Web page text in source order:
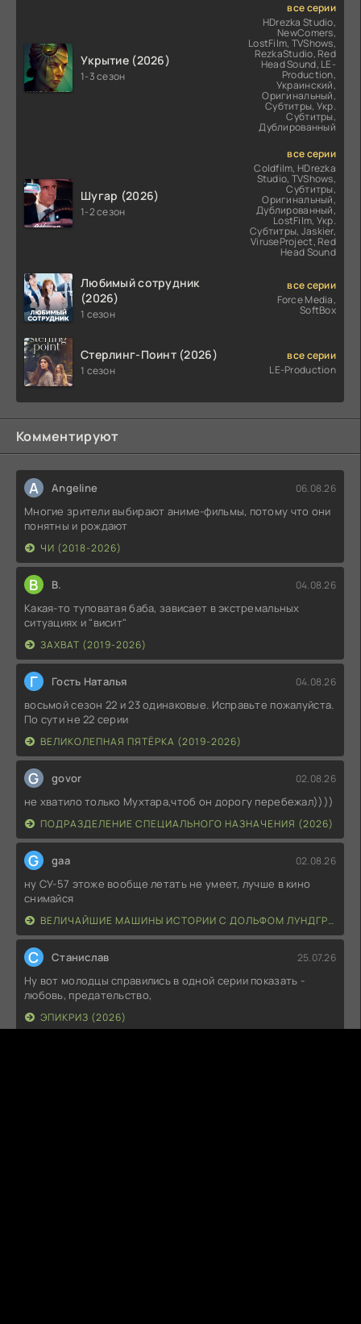
Укрытие (2026)
1-3 сезон
все серии
HDrezka Studio,
NewComers,
LostFilm, TVShows,
RezkaStudio, Red
Head Sound, LE-
Production,
Украинский,
Оригинальный,
Субтитры, Укр.
Субтитры,
Дублированный
Шугар (2026)
1-2 сезон
все серии
Coldfilm, HDrezka
Studio, TVShows,
Субтитры,
Оригинальный,
Дублированный,
LostFilm, Укр.
Субтитры, Jaskier,
ViruseProject, Red
Head Sound
Любимый сотрудник
(2026)
1 сезон
все серии
Force Media,
SoftBox
Стерлинг-Поинт (2026)
1 сезон
все серии
LE-Production
Комментируют
A Angeline 06.08.26
Многие зрители выбирают аниме-фильмы, потому что они
понятны и рождают
ЧИ (2018-2026)
В В. 04.08.26
Какая-то туповатая баба, зависает в экстремальных
ситуациях и "висит"
ЗАХВАТ (2019-2026)
Г Гость Наталья 04.08.26
восьмой сезон 22 и 23 одинаковые. Исправьте пожалуйста.
По сути не 22 серии
ВЕЛИКОЛЕПНАЯ ПЯТЁРКА (2019-2026)
G govor 02.08.26
не хватило только Мухтара,чтоб он дорогу перебежал))))
ПОДРАЗДЕЛЕНИЕ СПЕЦИАЛЬНОГО НАЗНАЧЕНИЯ (2026)
G gaa 02.08.26
ну СУ-57 этоже вообще летать не умеет, лучше в кино
снимайся
ВЕЛИЧАЙШИЕ МАШИНЫ ИСТОРИИ С ДОЛЬФОМ ЛУНДГРЕНОМ (2026)
С Станислав 25.07.26
Ну вот молодцы справились в одной серии показать -
любовь, предательство,
ЭПИКРИЗ (2026)